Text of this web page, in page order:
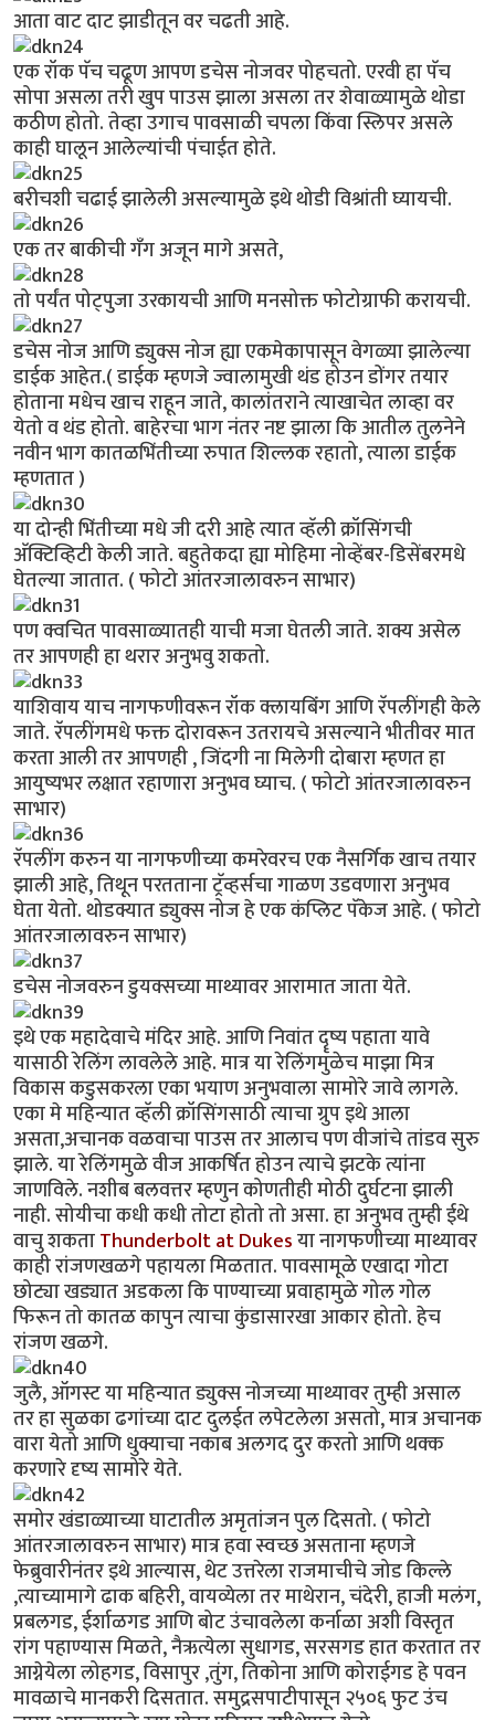
आता वाट दाट झाडीतून वर चढती आहे.
एक रॉक पॅच चढूण आपण डचेस नोजवर पोहचतो. एरवी हा पॅच
सोपा असला तरी खुप पाउस झाला असला तर शेवाळ्यामुळे थोडा
कठीण होतो. तेव्हा उगाच पावसाळी चपला किंवा स्लिपर असले
काही घालून आलेल्यांची पंचाईत होते.
बरीचशी चढाई झालेली असल्यामुळे इथे थोडी विश्रांती घ्यायची.
एक तर बाकीची गँग अजून मागे असते,
तो पर्यंत पोट्पुजा उरकायची आणि मनसोक्त फोटोग्राफी करायची.
डचेस नोज आणि ड्युक्स नोज ह्या एकमेकापासून वेगळ्या झालेल्या
डाईक आहेत.( डाईक म्हणजे ज्वालामुखी थंड होउन डोंगर तयार
होताना मधेच खाच राहून जाते, कालांतराने त्याखाचेत लाव्हा वर
येतो व थंड होतो. बाहेरचा भाग नंतर नष्ट झाला कि आतील तुलनेने
नवीन भाग कातळभिंतीच्या रुपात शिल्लक रहातो, त्याला डाईक
म्हणतात )
या दोन्ही भिंतीच्या मधे जी दरी आहे त्यात व्हॅली क्रॉसिंगची
अ‍ॅक्टिव्हिटी केली जाते. बहुतेकदा ह्या मोहिमा नोव्हेंबर-डिसेंबरमधे
घेतल्या जातात. ( फोटो आंतरजालावरुन साभार)
पण क्वचित पावसाळ्यातही याची मजा घेतली जाते. शक्य असेल
तर आपणही हा थरार अनुभवु शकतो.
याशिवाय याच नागफणीवरून रॉक क्लायबिंंग आणि रॅपलींगही केले
जाते. रॅपलींगमधे फक्त दोरावरून उतरायचे असल्याने भीतीवर मात
करता आली तर आपणही , जिंदगी ना मिलेगी दोबारा म्हणत हा
आयुष्यभर लक्षात रहाणारा अनुभव घ्याच. ( फोटो आंतरजालावरुन
साभार)
रॅपलींग करुन या नागफणीच्या कमरेवरच एक नैसर्गिक खाच तयार
झाली आहे, तिथून परतताना ट्रॅव्हर्सचा गाळण उडवणारा अनुभव
घेता येतो. थोडक्यात ड्युक्स नोज हे एक कंप्लिट पॅकेज आहे. ( फोटो
आंतरजालावरुन साभार)
डचेस नोजवरुन डुयक्सच्या माथ्यावर आरामात जाता येते.
इथे एक महादेवाचे मंदिर आहे. आणि निवांत दॄष्य पहाता यावे
यासाठी रेलिंग लावलेले आहे. मात्र या रेलिंगमुळेच माझा मित्र
विकास कडुसकरला एका भयाण अनुभवाला सामोरे जावे लागले.
एका मे महिन्यात व्हॅली क्रॉसिंगसाठी त्याचा ग्रुप इथे आला
असता,अचानक वळवाचा पाउस तर आलाच पण वीजांचे तांडव सुरु
झाले. या रेलिंगमुळे वीज आकर्षित होउन त्याचे झटके त्यांना
जाणविले. नशीब बलवत्तर म्हणुन कोणतीही मोठी दुर्घटना झाली
नाही. सोयीचा कधी कधी तोटा होतो तो असा. हा अनुभव तुम्ही ईथे
वाचु शकताThunderbolt at Dukesया नागफणीच्या माथ्यावर
काही रांजणखळगे पहायला मिळतात. पावसामूळे एखादा गोटा
छोट्या खड्यात अडकला कि पाण्याच्या प्रवाहामुळे गोल गोल
फिरून तो कातळ कापुन त्याचा कुंडासारखा आकार होतो. हेच
रांजण खळगे.
जुलै, ऑगस्ट या महिन्यात ड्युक्स नोजच्या माथ्यावर तुम्ही असाल
तर हा सुळका ढगांच्या दाट दुलईत लपेटलेला असतो, मात्र अचानक
वारा येतो आणि धुक्याचा नकाब अलगद दुर करतो आणि थक्क
करणारे दृष्य सामोरे येते.
समोर खंडाळ्याच्या घाटातील अमृतांजन पुल दिसतो. ( फोटो
आंतरजालावरुन साभार) मात्र हवा स्वच्छ असताना म्हणजे
फेब्रुवारीनंतर इथे आल्यास, थेट उत्तरेला राजमाचीचे जोड किल्ले
,त्याच्यामागे ढाक बहिरी, वायव्येला तर माथेरान, चंदेरी, हाजी मलंग,
प्रबलगड, ईर्शाळगड आणि बोट उंचावलेला कर्नाळा अशी विस्तृत
रांग पहाण्यास मिळते, नैऋत्येला सुधागड, सरसगड हात करतात तर
आग्नेयेला लोहगड, विसापुर ,तुंग, तिकोना आणि कोराईगड हे पवन
मावळाचे मानकरी दिसतात. समुद्रसपाटीपासून २५०६ फुट उंच